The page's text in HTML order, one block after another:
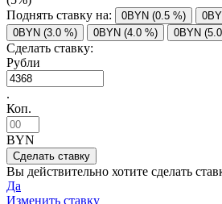
Поднять ставку на:
0BYN (0.5 %)
0BYN (3.0 %)
0BYN (4.0 %) 0BYN
Сделать ставку:
Рубли
.
Коп.
BYN
Вы действительно хотите сделать
Да
Изменить ставку